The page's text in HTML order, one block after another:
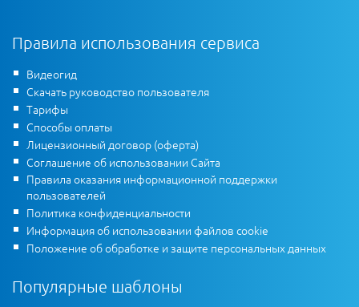
Правила использования сервиса
Видеогид
Скачать руководство пользователя
Тарифы
Способы оплаты
Лицензионный договор (оферта)
Соглашение об использовании Сайта
Правила оказания информационной поддержки
пользователей
Политика конфиденциальности
Информация об использовании файлов cookie
Положение об обработке и защите персональных данных
Популярные шаблоны